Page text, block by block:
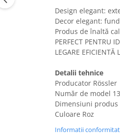
Accesorii tablete
Laptopuri si Accesorii
Telefoane Mobile & accesorii
Wearable & Gadgeturi
Electrocasnice & Climatizare
Accesorii si piese masini spalat
rufe si uscatoare
Accesorii si piese masini spalat
Aparate Frigorifice
Aparate Racire Aer
Design elegant:
Decor elegant:
Produs de înaltă
PERFECT
LEGARE
Detalii tehnice
Producator Rössler
Număr de model
Dimensiuni produs
Culoare Roz
Informatii